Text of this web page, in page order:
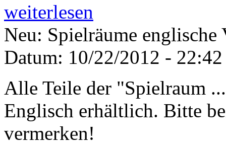
weiterlesen
Neu: Spielräume englische
Datum: 10/22/2012 - 22:42
Alle Teile der "Spielraum
Englisch erhältlich. Bitte
vermerken!